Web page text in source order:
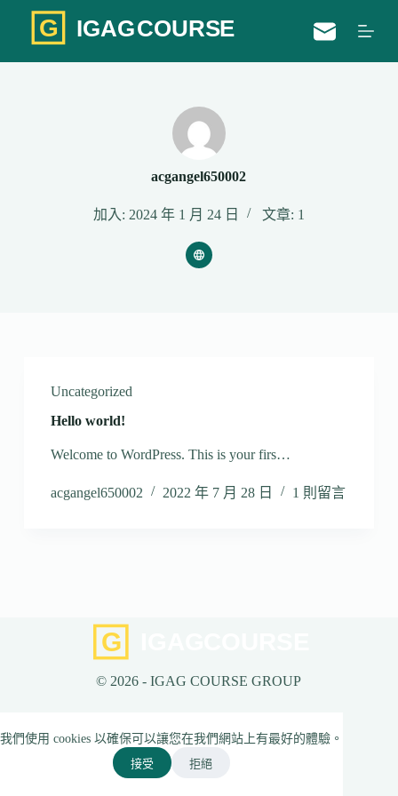
至
主
我們使用 cookies 以確保可以讓您在我們網站上有最好的體驗。
接受 拒絕
acgangel650002
加入: 2024 年 1 月 24 日 文章: 1
Uncategorized
Hello world!
Welcome to WordPress. This is your firs…
acgangel650002 2022 年 7 月 28 日 1 則留言
© 2026 - IGAG COURSE GROUP